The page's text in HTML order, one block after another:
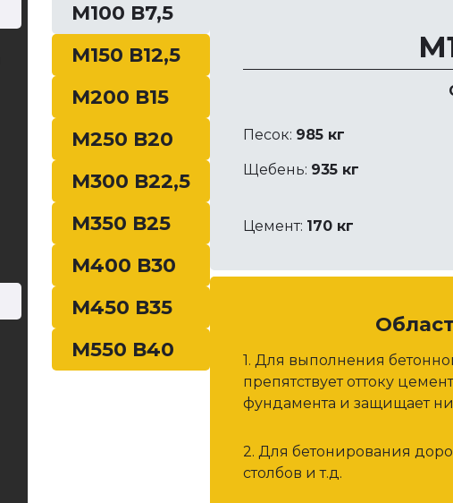
последующего приготовления
смеси с осадкой конуса от …
М100 В7,5
М150 В12,5
М200 В15
М250 В20
М300 В22,5
М350 В25
М400 В30
М450 В35
М550 В40
Песок: 985 кг
Щебень: 935 кг
Цемент: 170 кг
1. Для выполнения
препятствует оттоку
фундамента и защищает
2. Для бетонирования
столбов и т.д.